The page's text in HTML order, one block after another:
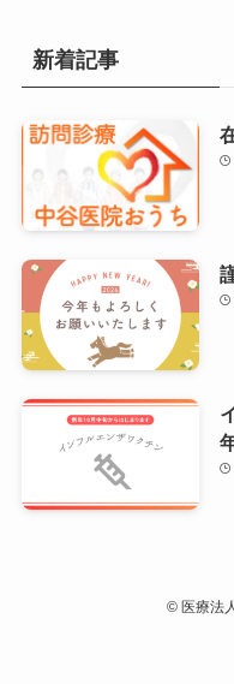
新着記事
©医療法